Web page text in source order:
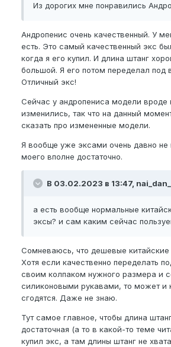
Из дорогих мне понравились
Андропенис очень качественный. У
есть. Это самый качественный экс
когда я его купил. И длина штанг
большой. Я его потом переделал под
Отличный экс!
Сейчас у андропениса модели вроде
изменились, так что на данный
сказать про измененные модели.
Я вообще уже эксами очень давно не
моего вполне достаточно.
В 03.02.2023 в 13:47,
а есть вообще нормальные
эксы? и сам каким сейчас
Сомневаюсь, что дешевые
Хотя если качественно переделать
своим колпаком нужного размера и
силиконовыми рукавами, то может и
сгодятся. Даже не знаю.
Тут самое главное, чтобы длина
достаточная (а то в какой-то теме
купил экс, а там длины штанг не